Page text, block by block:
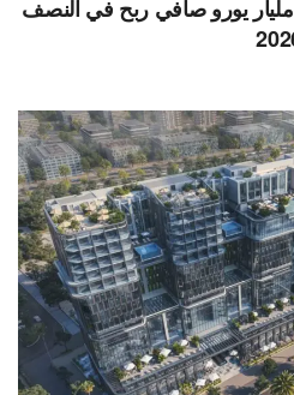
إنتيسا سان باولو تحقق 5.6 مليار يورو صافي ربح في النصف